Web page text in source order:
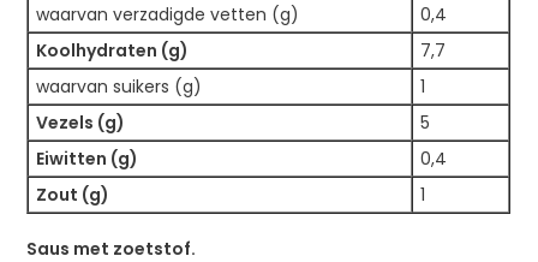
waarvan verzadigde vetten (g)
0,4
Koolhydraten (g)
7,7
waarvan suikers (g)
1
Vezels (g)
5
Eiwitten (g)
0,4
Zout (g)
1
Saus met zoetstof.